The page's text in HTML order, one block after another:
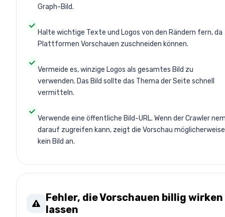
Graph-Bild.
Halte wichtige Texte und Logos von den Rändern fern, da
Plattformen Vorschauen zuschneiden können.
Vermeide es, winzige Logos als gesamtes Bild zu
verwenden. Das Bild sollte das Thema der Seite schnell
vermitteln.
Verwende eine öffentliche Bild-URL. Wenn der Crawler
darauf zugreifen kann, zeigt die Vorschau möglicherweise
kein Bild an.
Fehler, die Vorschauen billig wirken
lassen